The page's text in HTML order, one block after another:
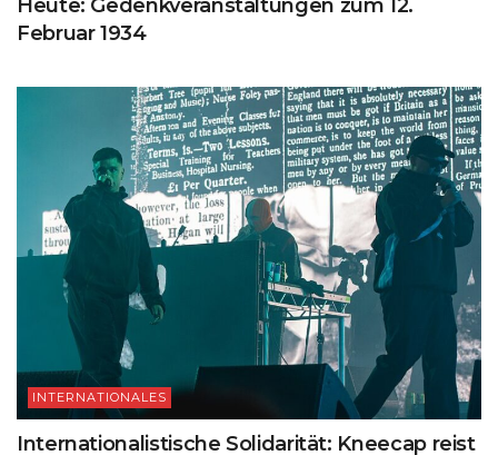
Heute: Gedenkveranstaltungen zum 12.
Februar 1934
INTERNATIONALES
Internationalistische Solidarität: Kneecap reist